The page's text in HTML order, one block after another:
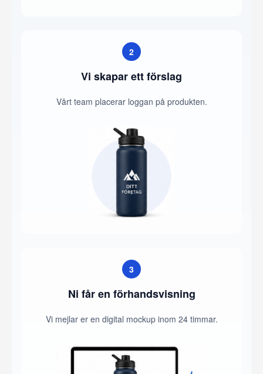
2
Vi skapar ett förslag
Vårt team placerar loggan på produkten.
3
Ni får en förhandsvisning
Vi mejlar er en digital mockup inom 24 timmar.